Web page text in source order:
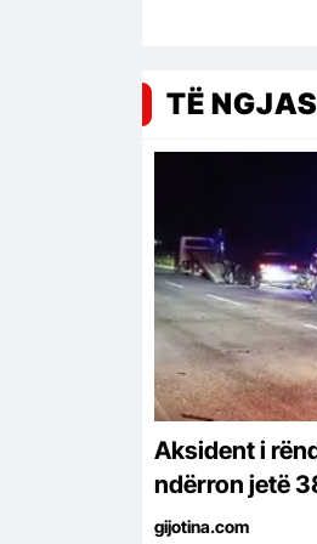
TË
Aksident i
ndërron jetë
gijotina.com